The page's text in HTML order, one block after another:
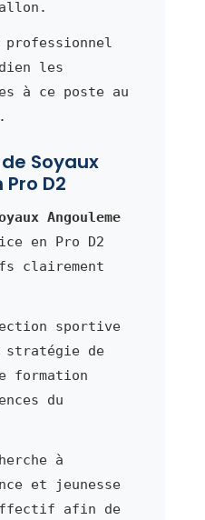
les
à ce poste au
Soyaux
D2
Angouleme
en Pro D2
clairement
sportive
stratégie de
formation
du
à
et jeunesse
afin de